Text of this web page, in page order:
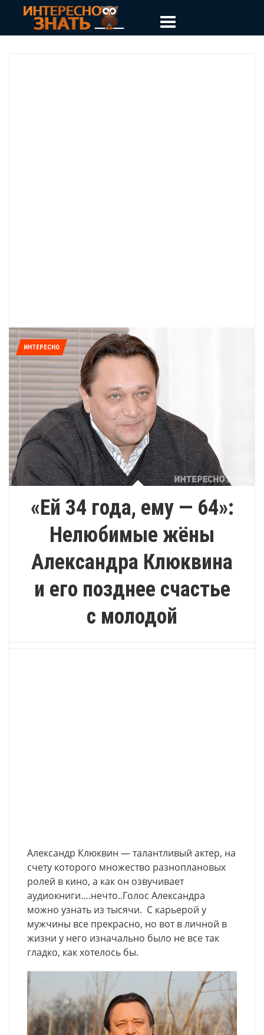
ИНТЕРЕСНО
«Ей 34 года, ему — 64»:
Нелюбимые жёны
Александра Клюквина
и его позднее счастье
с молодой
Александр Клюквин — талантливый актер, на
счету которого множество разноплановых
ролей в кино, а как он озвучивает
аудиокниги….нечто..Голос Александра
можно узнать из тысячи. С карьерой у
мужчины все прекрасно, но вот в личной в
жизни у него изначально было не все так
гладко, как хотелось бы.